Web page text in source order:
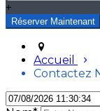
+
Accueil
Contactez